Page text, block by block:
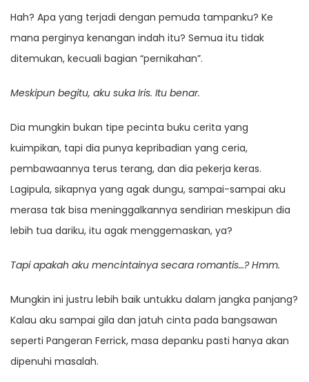
Hah? Apa yang terjadi dengan pemuda tampanku? Ke
mana perginya kenangan indah itu? Semua itu tidak
ditemukan, kecuali bagian “pernikahan”.
Meskipun begitu, aku suka Iris. Itu benar.
Dia mungkin bukan tipe pecinta buku cerita yang
kuimpikan, tapi dia punya kepribadian yang ceria,
pembawaannya terus terang, dan dia pekerja keras.
Lagipula, sikapnya yang agak dungu, sampai-sampai aku
merasa tak bisa meninggalkannya sendirian meskipun dia
lebih tua dariku, itu agak menggemaskan, ya?
Tapi apakah aku mencintainya secara romantis…? Hmm.
Mungkin ini justru lebih baik untukku dalam jangka panjang?
Kalau aku sampai gila dan jatuh cinta pada bangsawan
seperti Pangeran Ferrick, masa depanku pasti hanya akan
dipenuhi masalah.